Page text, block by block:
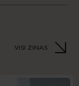
VISI ZINAS